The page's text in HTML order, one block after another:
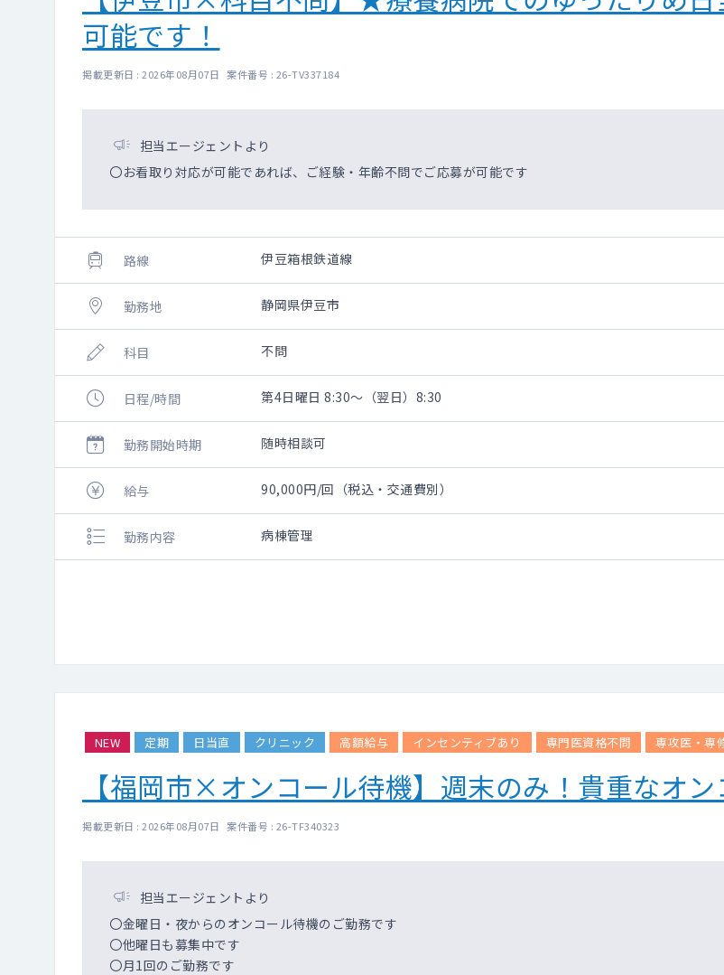
可能です！
掲載更新日 : 2026年08月07日 案件番号 : 26-TV337184
担当エージェントより
〇お看取り対応が可能であれば、ご経験・年齢不問でご応募が可能です
路線 伊豆箱根鉄道線
勤務地 静岡県伊豆市
科目 不問
日程/時間 第4日曜日 8:30～（翌日）8:30
勤務開始時期 随時相談可
給与 90,000円/回（税込・交通費別）
勤務内容 病棟管理
NEW 定期 日当直 クリニック 高額給与 インセンティブあり 専門医資格不問 専攻医・専
【福岡市×オンコール待機】週末のみ！貴重なオ
掲載更新日 : 2026年08月07日 案件番号 : 26-TF340323
担当エージェントより
〇金曜日・夜からのオンコール待機のご勤務です
〇他曜日も募集中です
〇月1回のご勤務です